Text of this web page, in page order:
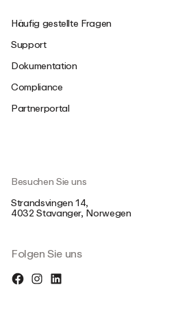
Häufig gestellte Fragen
Support
Dokumentation
Compliance
Partnerportal
Folgen Sie uns
Besuchen Sie uns
Strandsvingen 14,
4032 Stavanger, Norwegen